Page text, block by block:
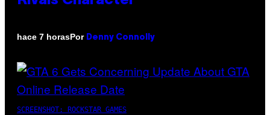
hace 7 horasPor Denny Connolly
SCREENSHOT: ROCKSTAR GAMES